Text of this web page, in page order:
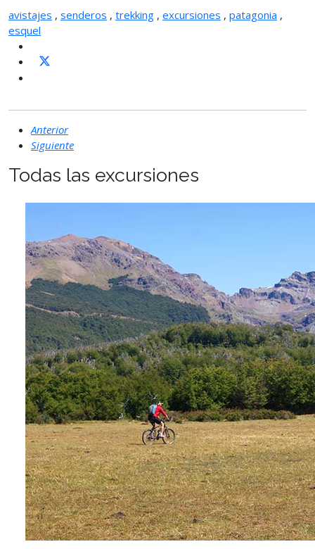
avistajes , senderos , trekking , excursiones , patagonia ,
esquel
Anterior
Siguiente
Todas las excursiones